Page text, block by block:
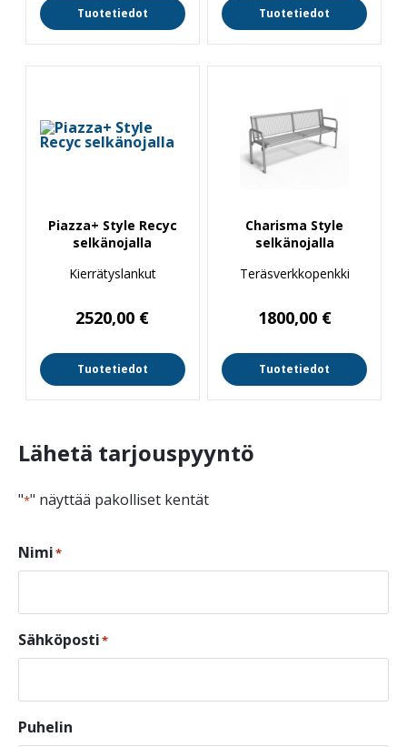
Tuotetiedot Tuotetiedot
Piazza+ Style Recyc
selkänojalla
Kierrätyslankut
2520,00 €
Tuotetiedot
Charisma Style
selkänojalla
Teräsverkkopenkki
1800,00 €
Tuotetiedot
Lähetä tarjouspyyntö
"*" näyttää pakolliset kentät
Nimi*
Sähköposti*
Puhelin